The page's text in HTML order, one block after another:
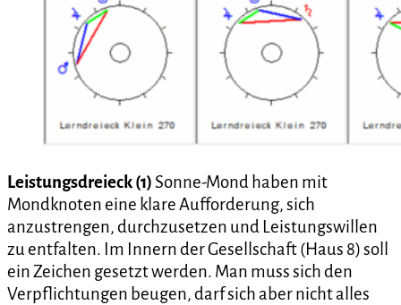
Leistungsdreieck (1) Sonne-Mond haben mit
Mondknoten eine klare Aufforderung, sich
anzustrengen, durchzusetzen und Leistungswillen
zu entfalten. Im Innern der Gesellschaft (Haus 8) soll
ein Zeichen gesetzt werden. Man muss sich den
Verpflichtungen beugen, darf sich aber nicht alles